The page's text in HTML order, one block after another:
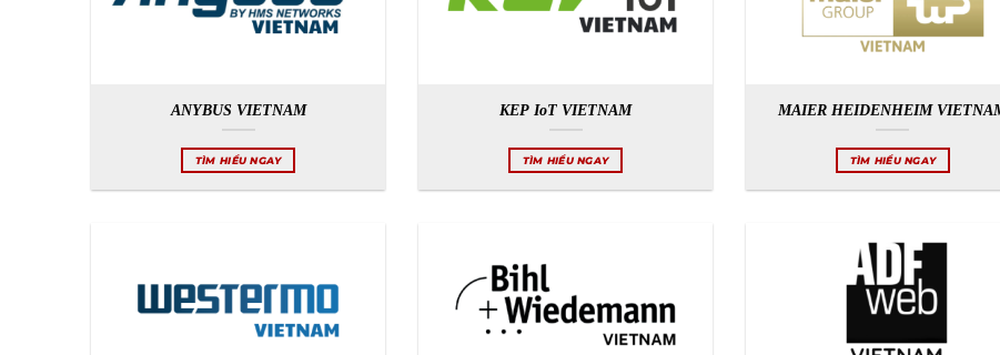
ANYBUS VIETNAM
TÌM HIỂU NGAY
KEP IoT VIETNAM
TÌM HIỂU NGAY
MAIER HEIDENHEIM
TÌM HIỂU NGAY